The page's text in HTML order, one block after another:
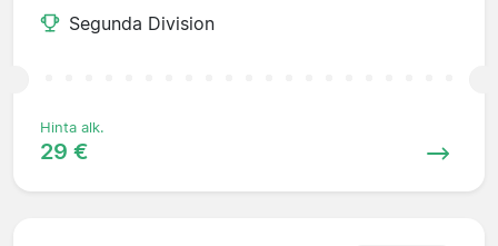
Segunda Division
Hinta alk.
29 €